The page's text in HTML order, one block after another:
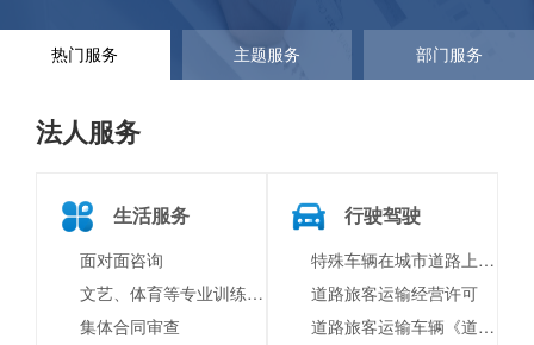
热门服务 主题服务 部门服务
法人服务
生活服务
面对面咨询
文艺、体育等专业训练的社会组织自行实施义务教育审批
集体合同审查
行驶驾驶
特殊车辆在城市道路上行驶审批
道路旅客运输经营许可
道路旅客运输车辆《道路运输证》换发